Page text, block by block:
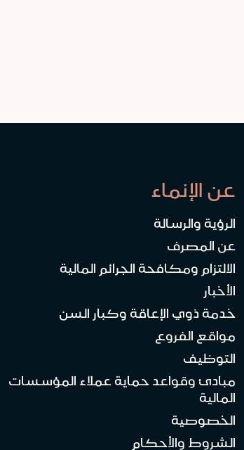
عن الإنماء
الرؤية والرسالة
عن المصرف
الالتزام ومكافحة الجرائم المالية
الأخبار
خدمة ذوي الإعاقة وكبار السن
مواقع الفروع
التوظيف
مبادئ وقواعد حماية عملاء المؤسسات
المالية
الخصوصية
الشروط والأحكام